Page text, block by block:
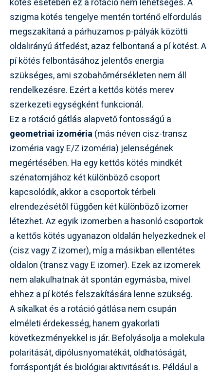
kötés esetében ez a rotáció nem lehetséges. A
szigma kötés tengelye mentén történő elfordulás
megszakítaná a párhuzamos p-pályák közötti
oldalirányú átfedést, azaz felbontaná a pí kötést. A
pí kötés felbontásához jelentős energia
szükséges, ami szobahőmérsékleten nem áll
rendelkezésre. Ezért a kettős kötés merev
szerkezeti egységként funkcionál.
Ez a rotáció gátlás alapvető fontosságú a
geometriai izoméria(más néven cisz-transz
izoméria vagy E/Z izoméria) jelenségének
megértésében. Ha egy kettős kötés mindkét
szénatomjához két különböző csoport
kapcsolódik, akkor a csoportok térbeli
elrendezésétől függően két különböző izomer
létezhet. Az egyik izomerben a hasonló csoportok
a kettős kötés ugyanazon oldalán helyezkednek el
(cisz vagy Z izomer), míg a másikban ellentétes
oldalon (transz vagy E izomer). Ezek az izomerek
nem alakulhatnak át spontán egymásba, mivel
ehhez a pí kötés felszakítására lenne szükség.
A síkalkat és a rotáció gátlása nem csupán
elméleti érdekesség, hanem gyakorlati
következményekkel is jár. Befolyásolja a molekula
polaritását, dipólusnyomatékát, oldhatóságát,
forráspontját és biológiai aktivitását is. Például a